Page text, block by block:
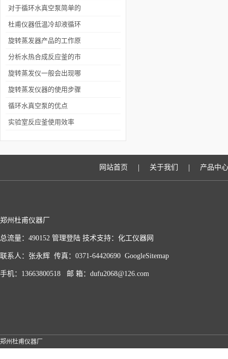
结构及原理
对于循环水真空泵简单的
操作介绍
杜甫仪器低温冷却液循环
泵的显著特点分析
旋转蒸发器产品的工作原
理
分析水热合成反应釜的市
场
旋转蒸发仪一般会出现哪
些问题，怎么来解决
旋转蒸发仪器的使用步骤
循环水真空泵的优点
实验室反应釜使用效率
网站首页 | 关于我们 | 产品中心
郑州杜甫仪器厂
总流量：490152 管理登陆 技术支持： 化工仪器网
联系人：张永辉 传真：0371-64420690 GoogleSitemap
手机：13663800518 邮 箱：dufu2068@126.com
郑州杜甫仪器厂